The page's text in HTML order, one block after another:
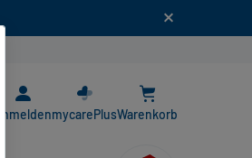
AnmeldenmycarePlusWarenkorb